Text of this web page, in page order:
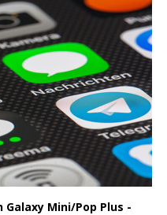
Galaxy Mini/Pop Plus -